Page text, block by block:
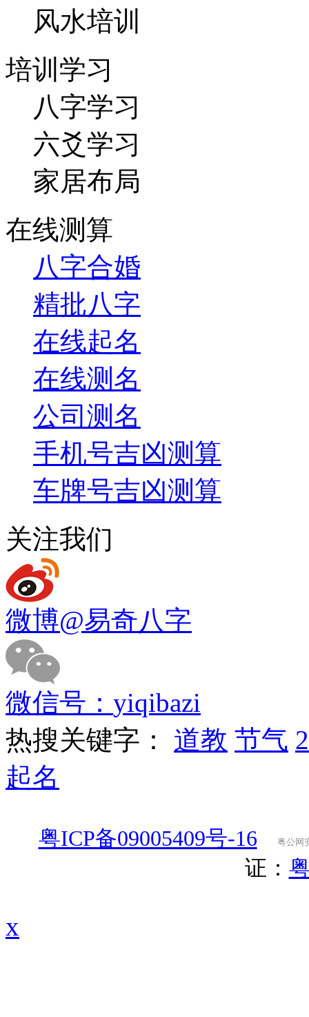
风水培训
培训学习
八字学习
六爻学习
家居布局
在线测算
八字合婚
精批八字
在线起名
在线测名
公司测名
手机号吉凶测算
车牌号吉凶测算
关注我们
微博@易奇八字
微信号： yiqibazi
热搜关键字： 道教 节气
起名
粤ICP备09005409号-16 粤公网
证：
x